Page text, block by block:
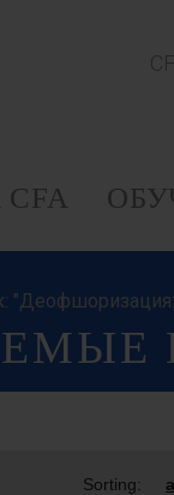
Sorting: